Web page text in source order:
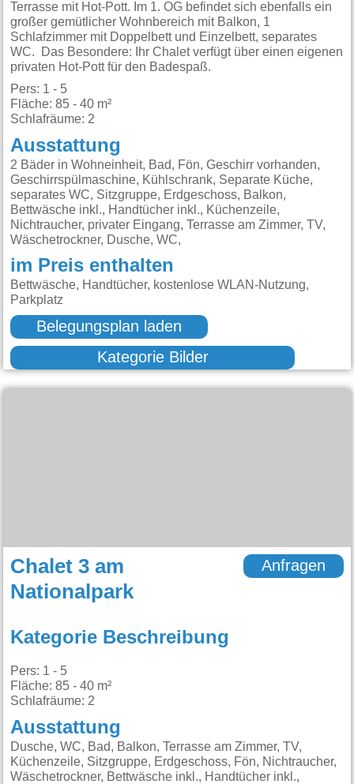
Terrasse mit Hot-Pott. Im 1. OG befindet sich ebenfalls ein
großer gemütlicher Wohnbereich mit Balkon, 1
Schlafzimmer mit Doppelbett und Einzelbett, separates
WC. Das Besondere: Ihr Chalet verfügt über einen eigenen
privaten Hot-Pott für den Badespaß.
Pers: 1 - 5
Fläche: 85 - 40 m²
Schlafräume: 2
Ausstattung
2 Bäder in Wohneinheit, Bad, Fön, Geschirr vorhanden,
Geschirrspülmaschine, Kühlschrank, Separate Küche,
separates WC, Sitzgruppe, Erdgeschoss, Balkon,
Bettwäsche inkl., Handtücher inkl., Küchenzeile,
Nichtraucher, privater Eingang, Terrasse am Zimmer, TV,
Wäschetrockner, Dusche, WC,
im Preis enthalten
Bettwäsche, Handtücher, kostenlose WLAN-Nutzung,
Parkplatz
Belegungsplan laden
Kategorie Bilder
Chalet 3 am
Nationalpark
Anfragen
Kategorie Beschreibung
Pers: 1 - 5
Fläche: 85 - 40 m²
Schlafräume: 2
Ausstattung
Dusche, WC, Bad, Balkon, Terrasse am Zimmer, TV,
Küchenzeile, Sitzgruppe, Erdgeschoss, Fön, Nichtraucher,
Wäschetrockner, Bettwäsche inkl., Handtücher inkl.,